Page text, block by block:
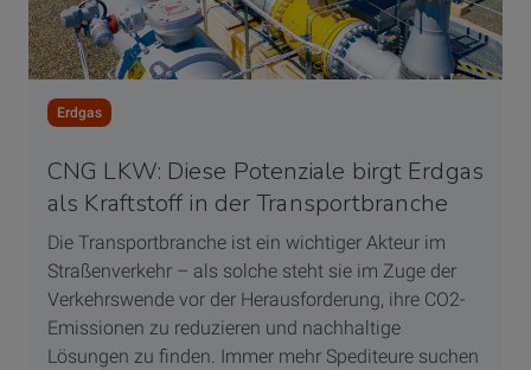
Erdgas
CNG LKW: Diese Potenziale birgt Erdgas
als Kraftstoff in der Transportbranche
Die Transportbranche ist ein wichtiger Akteur im
Straßenverkehr – als solche steht sie im Zuge der
Verkehrswende vor der Herausforderung, ihre CO2-
Emissionen zu reduzieren und nachhaltige
Lösungen zu finden. Immer mehr Spediteure suchen